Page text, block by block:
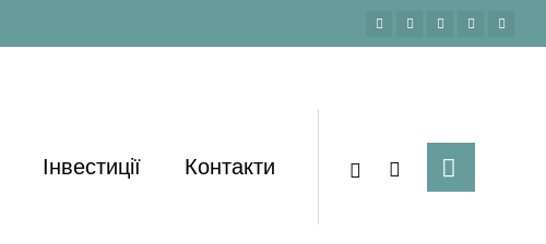
Інвестиції Контакти
Домашня